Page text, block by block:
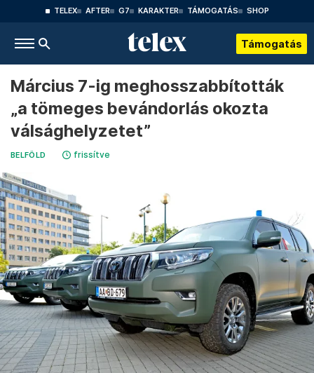
TELEX AFTER G7 KARAKTER TÁMOGATÁS SHOP
Támogatás
Március 7-ig meghosszabbították
„a tömeges bevándorlás okozta
válsághelyzetet”
BELFÖLD frissítve